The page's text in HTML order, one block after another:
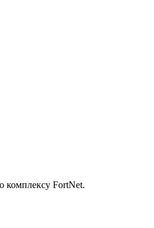
комплексу FortNet.